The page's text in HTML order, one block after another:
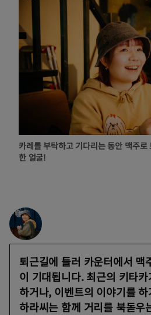
카레를 부탁하고 기다리는 동안 맥주
한 얼굴!
퇴근길에 들러 카운터에서 맥
이 기대됩니다. 최근의 키타
하거나, 이벤트의 이야기를
하라씨는 함께 거리를 북돋우